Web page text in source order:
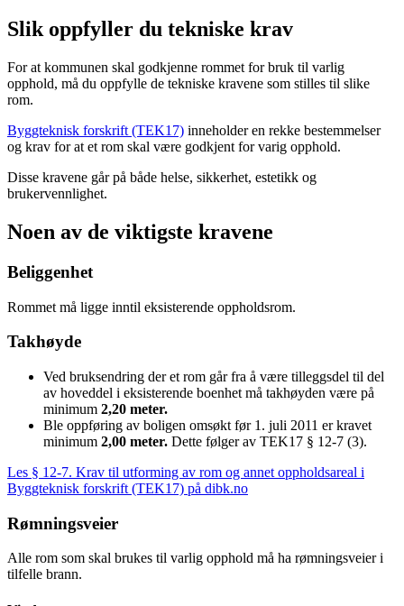
Slik oppfyller du tekniske krav
For at kommunen skal godkjenne rommet for bruk til varlig
opphold, må du oppfylle de tekniske kravene som stilles til slike
rom.
Byggteknisk forskrift (TEK17) inneholder en rekke bestemmelser
og krav for at et rom skal være godkjent for varig opphold.
Disse kravene går på både helse, sikkerhet, estetikk og
brukervennlighet.
Noen av de viktigste kravene
Beliggenhet
Rommet må ligge inntil eksisterende oppholdsrom.
Takhøyde
Ved bruksendring der et rom går fra å være tilleggsdel til del
av hoveddel i eksisterende boenhet må takhøyden være på
minimum 2,20 meter.
Ble oppføring av boligen omsøkt før 1. juli 2011 er kravet
minimum 2,00 meter. Dette følger av TEK17 § 12-7 (3).
Les § 12-7. Krav til utforming av rom og annet oppholdsareal i
Byggteknisk forskrift (TEK17) på dibk.no
Rømningsveier
Alle rom som skal brukes til varlig opphold må ha rømningsveier i
tilfelle brann.